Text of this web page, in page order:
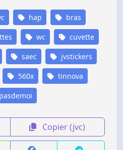
hap bras
wc cuvette
saec jvstickers
560x tinnova
pasdemoi
Copier (jvc)